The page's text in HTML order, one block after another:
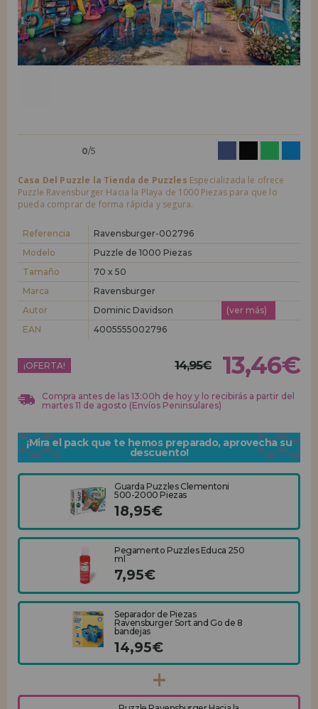
LIQUIDACIONES
INFORMACIÓN
Quiero registrarme como
nuevo cliente
Al crear una cuenta en casadelpuzzle.com podrás realizar tus compras
nuevo distribuidor
¿Eres Profesional o Empresa?. ¿Quieres vender en tu negocio
condiciones de ventas con descuentos especiales para la distribución.
¡Adelante! Te estábamos esperando.
0/5
Casa Del Puzzle la Tienda de Puzzles Especializada le ofrece
Puzzle Ravensburger Hacia la Playa de 1000 Piezas para que lo
pueda comprar de forma rápida y segura.
Referencia
Ravensburger-002796
Modelo
Puzzle de 1000 Piezas
Tamaño
70 x 50
Marca
Ravensburger
Autor
Dominic Davidson
(ver más)
EAN
4005555002796
¡OFERTA! 14,95€ 13,46€
Compra antes de las 13:00h de hoy y lo recibirás a partir del
martes 11 de agosto (Envíos Peninsulares)
¡Mira el pack que te hemos preparado, aprovecha su
descuento!
Guarda Puzzles Clementoni
500-2000 Piezas
18,95€
Pegamento Puzzles Educa 250
ml
7,95€
Separador de Piezas
Ravensburger Sort and Go de 8
bandejas
14,95€